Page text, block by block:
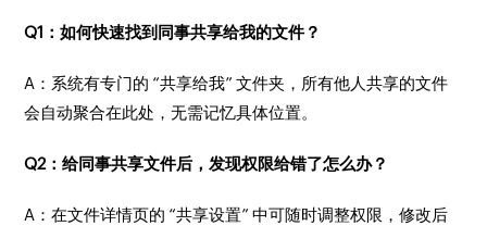
Q1：如何快速找到同事共享给我的文件？
A：系统有专门的 “共享给我” 文件夹，所有他人共享的文件
会自动聚合在此处，无需记忆具体位置。
Q2：给同事共享文件后，发现权限给错了怎么办？
A：在文件详情页的 “共享设置” 中可随时调整权限，修改后